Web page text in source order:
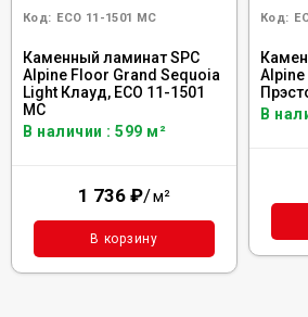
Код: ECO 11-1501 MC
Каменный ламинат SPC
Alpine Floor Grand Sequoia
Light Клауд, ЕСО 11-1501
MC
В наличии : 599 м²
1 736 ₽/м²
В корзину
Код:
В